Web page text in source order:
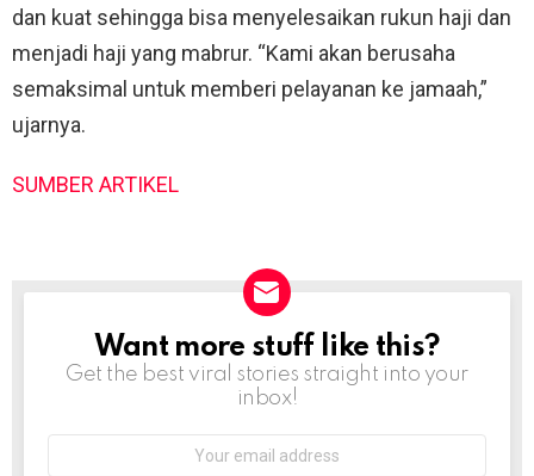
dan kuat sehingga bisa menyelesaikan rukun haji dan
menjadi haji yang mabrur. “Kami akan berusaha
semaksimal untuk memberi pelayanan ke jamaah,”
ujarnya.
SUMBER ARTIKEL
NEWSLETTER
Want more stuff like this?
Get the best viral stories straight into your
inbox!